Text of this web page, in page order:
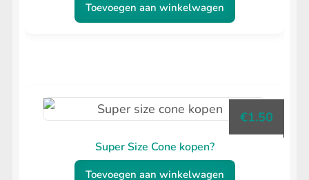
Toevoegen aan winkelwagen
Super Size Cone kopen?
€1.50
Toevoegen aan winkelwagen